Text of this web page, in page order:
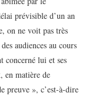
prévisible d’un an
on ne voit pas très
audiences au cours
concerné lui et ses
en matière de
preuve », c’est-à-dire